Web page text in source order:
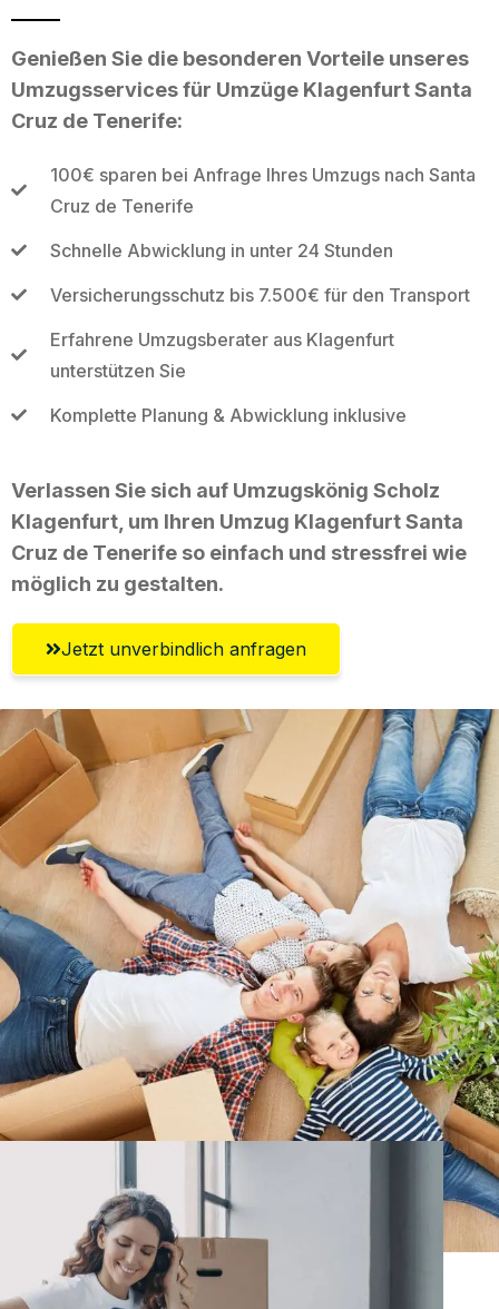
Genießen Sie die besonderen Vorteile unseres
Umzugsservices für Umzüge Klagenfurt Santa
Cruz de Tenerife:
100€ sparen bei Anfrage Ihres Umzugs nach Santa
Cruz de Tenerife
Schnelle Abwicklung in unter 24 Stunden
Versicherungsschutz bis 7.500€ für den Transport
Erfahrene Umzugsberater aus Klagenfurt
unterstützen Sie
Komplette Planung & Abwicklung inklusive
Verlassen Sie sich auf Umzugskönig Scholz
Klagenfurt, um Ihren Umzug Klagenfurt Santa
Cruz de Tenerife so einfach und stressfrei wie
möglich zu gestalten.
Jetzt unverbindlich anfragen